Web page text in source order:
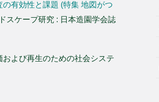
有効性と課題 (特集 地図がつ
スケープ研究 : 日本造園学会誌
よび再生のための社会システ